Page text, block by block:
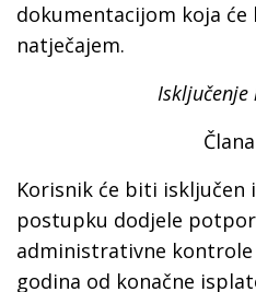
dokumentacijom koja
natječajem.
Isključenje
Korisnik će biti isključen
postupku dodjele
administrativne
godina od konačne